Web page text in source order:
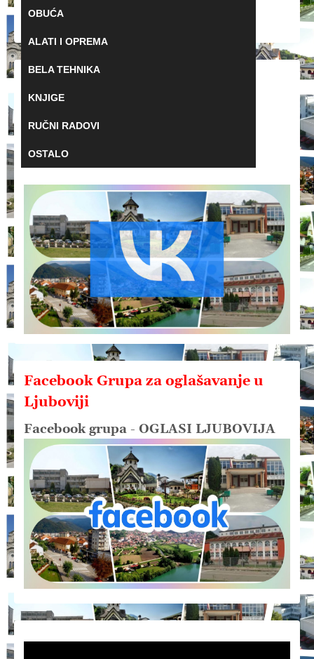
OBUĆA
ALATI I OPREMA
BELA TEHNIKA
KNJIGE
RUČNI RADOVI
OSTALO
ODNOKLASSNIKI.
VKontaktu
besplatno i brzo!
Facebook Grupa za oglašavanje u
Ljuboviji
Facebook grupa - OGLASI LJUBOVIJA